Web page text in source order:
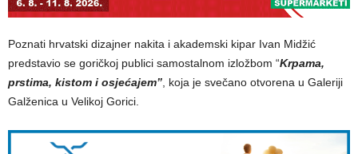
Poznati hrvatski dizajner nakita i akademski kipar Ivan Midžić
predstavio se goričkoj publici samostalnom izložbom “Krpama,
prstima, kistom i osjećajem” , koja je svečano otvorena u Galeriji
Galženica u Velikoj Gorici.